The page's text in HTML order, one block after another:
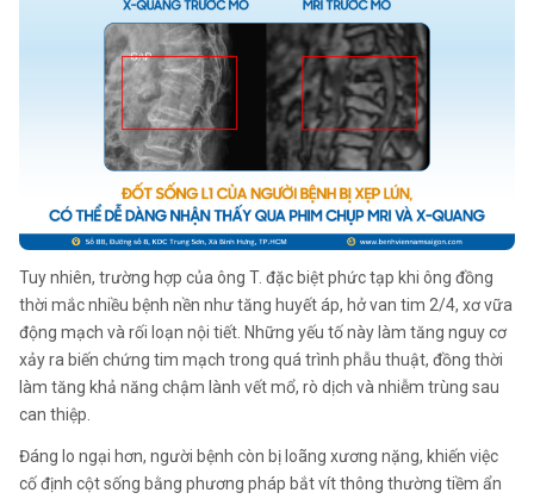
Tuy nhiên, trường hợp của ông T. đặc biệt phức tạp khi ông đồng
thời mắc nhiều bệnh nền như tăng huyết áp, hở van tim 2/4, xơ vữa
động mạch và rối loạn nội tiết. Những yếu tố này làm tăng nguy cơ
xảy ra biến chứng tim mạch trong quá trình phẫu thuật, đồng thời
làm tăng khả năng chậm lành vết mổ, rò dịch và nhiễm trùng sau
can thiệp.
Đáng lo ngại hơn, người bệnh còn bị loãng xương nặng, khiến việc
cố định cột sống bằng phương pháp bắt vít thông thường tiềm ẩn